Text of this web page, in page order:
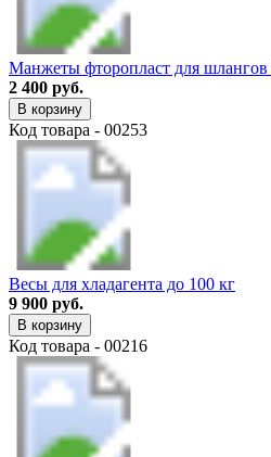
Манжеты фторопласт для шлангов
2 400 руб.
В корзину
Код товара - 00253
Весы для хладагента до 100 кг
9 900 руб.
В корзину
Код товара - 00216